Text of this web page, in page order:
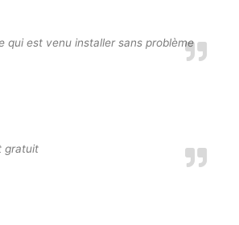
qui est venu installer sans problème
gratuit